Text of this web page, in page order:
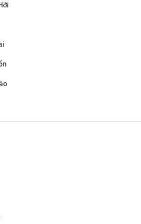
định:
nối trực tiếp từ trung tâm ra sân
từ ga Hà Nội, tuyến 07 từ Cầu
9.000 – 45.000 đồng/lượt, phù
cấp:
bay. Giá vé dao động từ
tiện nghi, thoải mái hơn.
di chuyển từ sân bay New
thành phố